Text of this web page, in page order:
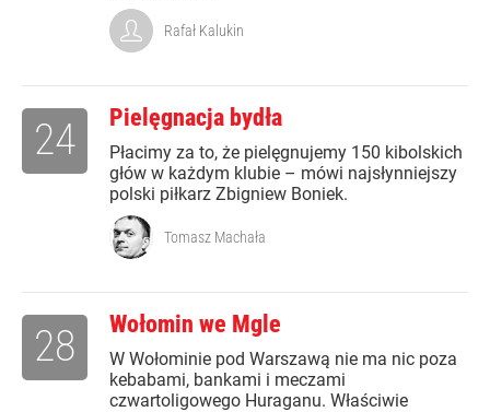
Rafał Kalukin
Pielęgnacja bydła
Płacimy za to, że pielęgnujemy 150 kibolskich
głów w każdym klubie – mówi najsłynniejszy
polski piłkarz Zbigniew Boniek.
24
Tomasz Machała
Wołomin we Mgle
W Wołominie pod Warszawą nie ma nic poza
kebabami, bankami i meczami
czwartoligowego Huraganu. Właściwie
28